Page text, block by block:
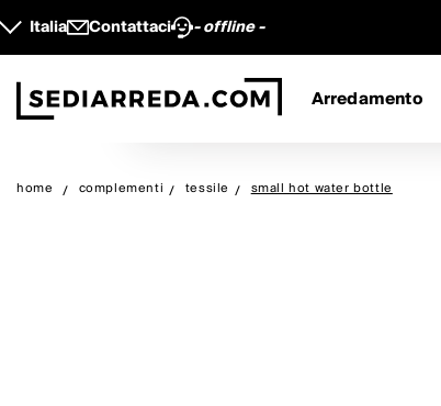
Italia Contattaci - offline -
Arredamento
home complementi tessile small hot water bottle